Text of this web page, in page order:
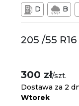
D B
205 /55 R16
300 zł/szt.
Dostawa za 2
Wtorek